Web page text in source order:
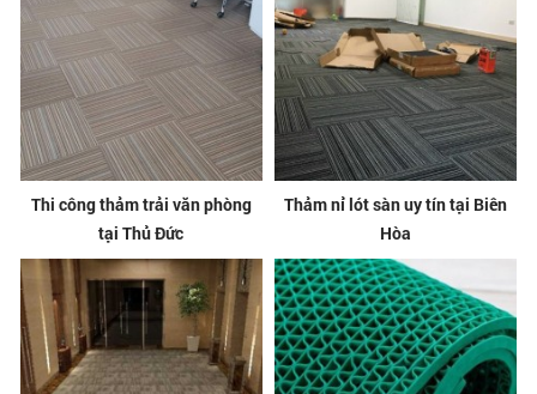
Thi công thảm trải văn phòng
tại Thủ Đức
Thảm nỉ lót sàn uy tín tại Biên
Hòa